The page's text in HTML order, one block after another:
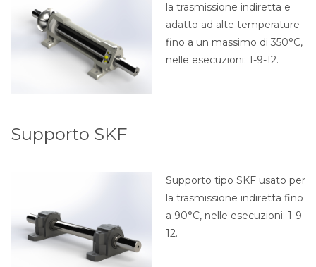
la trasmissione indiretta e
adatto ad alte temperature
fino a un massimo di 350°C,
nelle esecuzioni: 1-9-12.
Supporto SKF
Supporto tipo SKF usato per
la trasmissione indiretta fino
a 90°C, nelle esecuzioni: 1-9-
12.